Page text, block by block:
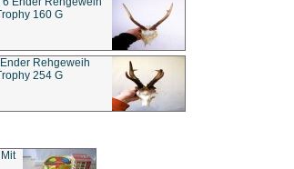
160 G
Rehgeweih
254 G